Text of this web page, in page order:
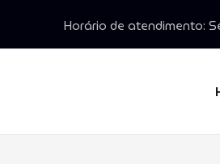
Horário de atendimento: